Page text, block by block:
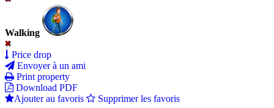
Walking
Price drop
Envoyer à un ami
Print property
Download PDF
Ajouter au favoris
Supprimer les favoris